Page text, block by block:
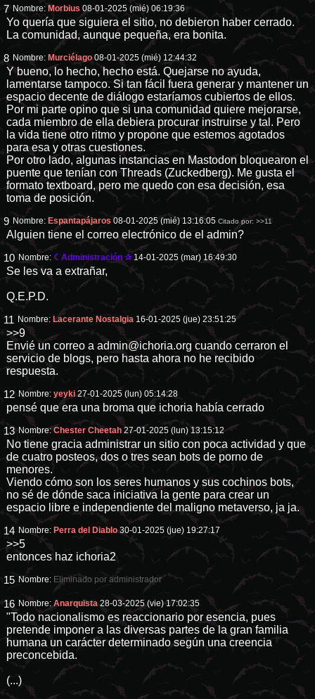
7 Nombre: Morbius 08-01-2025 (mié) 06:19:36
Yo quería que siguiera el sitio, no debieron haber cerrado.
La comunidad, aunque pequeña, era bonita.
8 Nombre: Murciélago 08-01-2025 (mié) 12:44:32
Y bueno, lo hecho, hecho está. Quejarse no ayuda,
lamentarse tampoco. Si tan fácil fuera generar y mantener un
espacio decente de diálogo estaríamos cubiertos de ellos.
Por mi parte opino que si una comunidad quiere mejorarse,
cada miembro de ella debiera procurar instruirse y tal. Pero
la vida tiene otro ritmo y propone que estemos agotados
para esa y otras cuestiones.
Por otro lado, algunas instancias en Mastodon bloquearon el
puente que tenían con Threads (Zuckedberg). Me gusta el
formato textboard, pero me quedo con esa decisión, esa
toma de posición.
9 Nombre: Espantapájaros 08-01-2025 (mié) 13:16:05 Citado por:>>11
Alguien tiene el correo electrónico de el admin?
10 Nombre: ☾Administración ✰ 14-01-2025 (mar) 16:49:30
Se les va a extrañar,
Q.E.P.D.
11 Nombre: Lacerante Nostalgia 16-01-2025 (jue) 23:51:25
>>9
Envié un correo a admin@ichoria.org cuando cerraron el
servicio de blogs, pero hasta ahora no he recibido
respuesta.
12 Nombre:yeyki 27-01-2025 (lun) 05:14:28
pensé que era una broma que ichoria había cerrado
13 Nombre:Chester Cheetah 27-01-2025 (lun) 13:15:12
No tiene gracia administrar un sitio con poca actividad y que
de cuatro posteos, dos o tres sean bots de porno de
menores.
Viendo cómo son los seres humanos y sus cochinos bots,
no sé de dónde saca iniciativa la gente para crear un
espacio libre e independiente del maligno metaverso, ja ja.
14 Nombre: Perra del Diablo 30-01-2025 (jue) 19:27:17
>>5
entonces haz ichoria2
15 Nombre: Eliminado por administrador
16 Nombre:Anarquista 28-03-2025 (vie) 17:02:35
"Todo nacionalismo es reaccionario por esencia, pues
pretende imponer a las diversas partes de la gran familia
humana un carácter determinado según una creencia
preconcebida.
(...)